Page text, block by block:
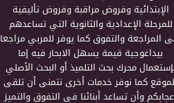
الإبتدائية وفروض مراقبة وفروض تأليفية
للمرحلة الإعدادية والثانوية التي تساعدهم
المراجعة والتفوق كما يوفر للمربي مراجعا
بيداغوجية قيمة يسهل الابحار فيه إما
محرك بحث التلميذ أو البحث الأصلي
كما نوفر خدمات أخرى نتمنى أن تلقى
وأن تساعد أبنائنا في التفوق والتميز